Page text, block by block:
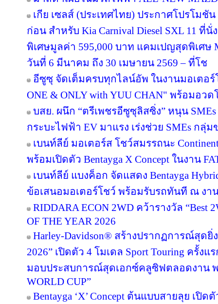
เกีย เซลส์ (ประเทศไทย) ประกาศโปรโมชั
ก่อน สำหรับ Kia Carnival Diesel SXL 11 ที่
พิเศษมูลค่า 595,000 บาท แคมเปญสุดพิเศษ
วันที่ 6 มีนาคม ถึง 30 เมษายน 2569 – ที่โช
อีซูซุ จัดเต็มครบทุกไลน์อัพ ในงานมอเตอร์
ONE & ONLY with YUU CHAN" พร้อมอ
บสย. ผนึก “ตรีเพชรอีซูซุลิสซิ่ง” หนุน
กระบะไฟฟ้า EV มาแรง เร่งช่วย SMEs กลุ่
เบนท์ลีย์ มอเตอร์ส โชว์สมรรถนะ
พร้อมเปิดตัว Bentayga X Concept ในงาน
เบนท์ลีย์ แบงค็อก จัดแสดง Bentayga
ข้อเสนอมอเตอร์โชว์ พร้อมรับรถทันที ณ งาน
RIDDARA ECON 2WD คว้ารางวัล “Best
OF THE YEAR 2026
Harley-Davidson® สร้างปรากฏการณ์สุดยิ่
2026” เปิดตัว 4 โมเดล Sport Touring ครั้ง
มอบประสบการณ์สุดเอกซ์คลูซิฟตลอดงาน พ
WORLD CUP”
Bentayga ‘X’ Concept ต้นแบบสายลุย เปิด